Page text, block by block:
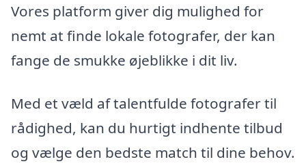
Vores platform giver dig mulighed for
nemt at finde lokale fotografer, der kan
fange de smukke øjeblikke i dit liv.
Med et væld af talentfulde fotografer til
rådighed, kan du hurtigt indhente tilbud
og vælge den bedste match til dine behov.